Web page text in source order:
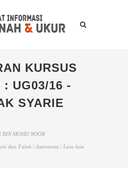
KURSUS
: UG03/16 -
SYARIE
BIN MOHD NOOR
dan Falak /Astronomi / Lain-lain